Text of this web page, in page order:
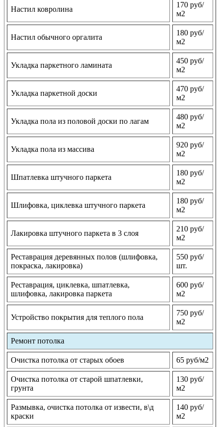
Настил ковролина
170 руб/
м2
Настил обычного оргалита
180 руб/
м2
Укладка паркетного ламината
450 руб/
м2
Укладка паркетной доски
470 руб/
м2
Укладка пола из половой доски по лагам
480 руб/
м2
Укладка пола из массива
920 руб/
м2
Шпатлевка штучного паркета
180 руб/
м2
Шлифовка, циклевка штучного паркета
180 руб/
м2
Лакировка штучного паркета в 3 слоя
210 руб/
м2
Реставрация деревянных полов (шлифовка,
покраска, лакировка)
550 руб/
шт.
Реставрация, циклевка, шпатлевка,
шлифовка, лакировка паркета
600 руб/
м2
Устройство покрытия для теплого пола
750 руб/
м2
Ремонт потолка
Очистка потолка от старых обоев 65 руб/м2
Очистка потолка от старой шпатлевки,
грунта
130 руб/
м2
Размывка, очистка потолка от извести, в\д
краски
140 руб/
м2